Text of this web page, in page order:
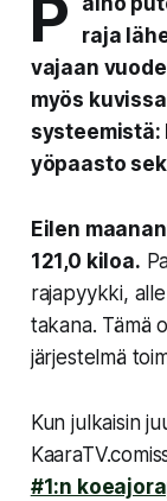
P
raja
vajaan
myös
systeemistä:
yöpaasto
Eilen
121,0 kiloa.
rajapyykki,
takana. Tämä
järjestelmä
Kun julkaisin
#1:n